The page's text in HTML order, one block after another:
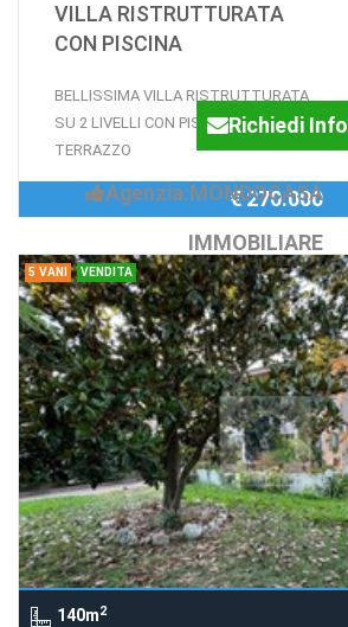
VILLA RISTRUTTURATA
CON PISCINA
BELLISSIMA VILLA RISTRUTTURATA
SU 2 LIVELLI CON PISCINA E
TERRAZZO
Richiedi Info
Agenzia:MONDOCASA
IMMOBILIARE
€ 270.000
5 VANI VENDITA
140m2